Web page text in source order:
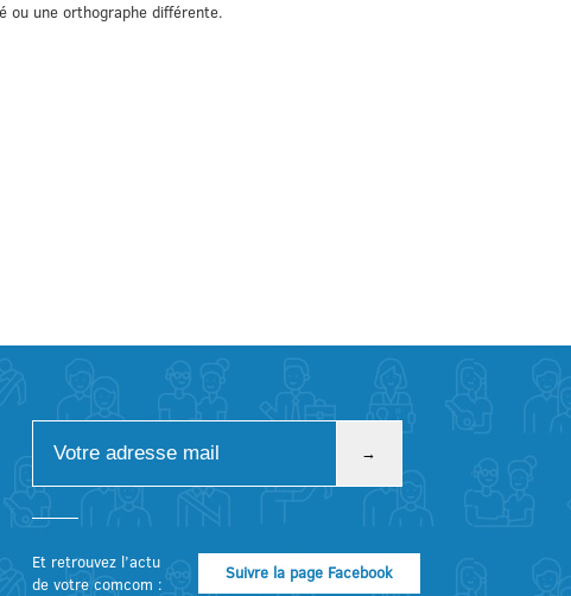
ou une orthographe différente.
Et retrouvez l’actu
de votre comcom :
Suivre la page Facebook